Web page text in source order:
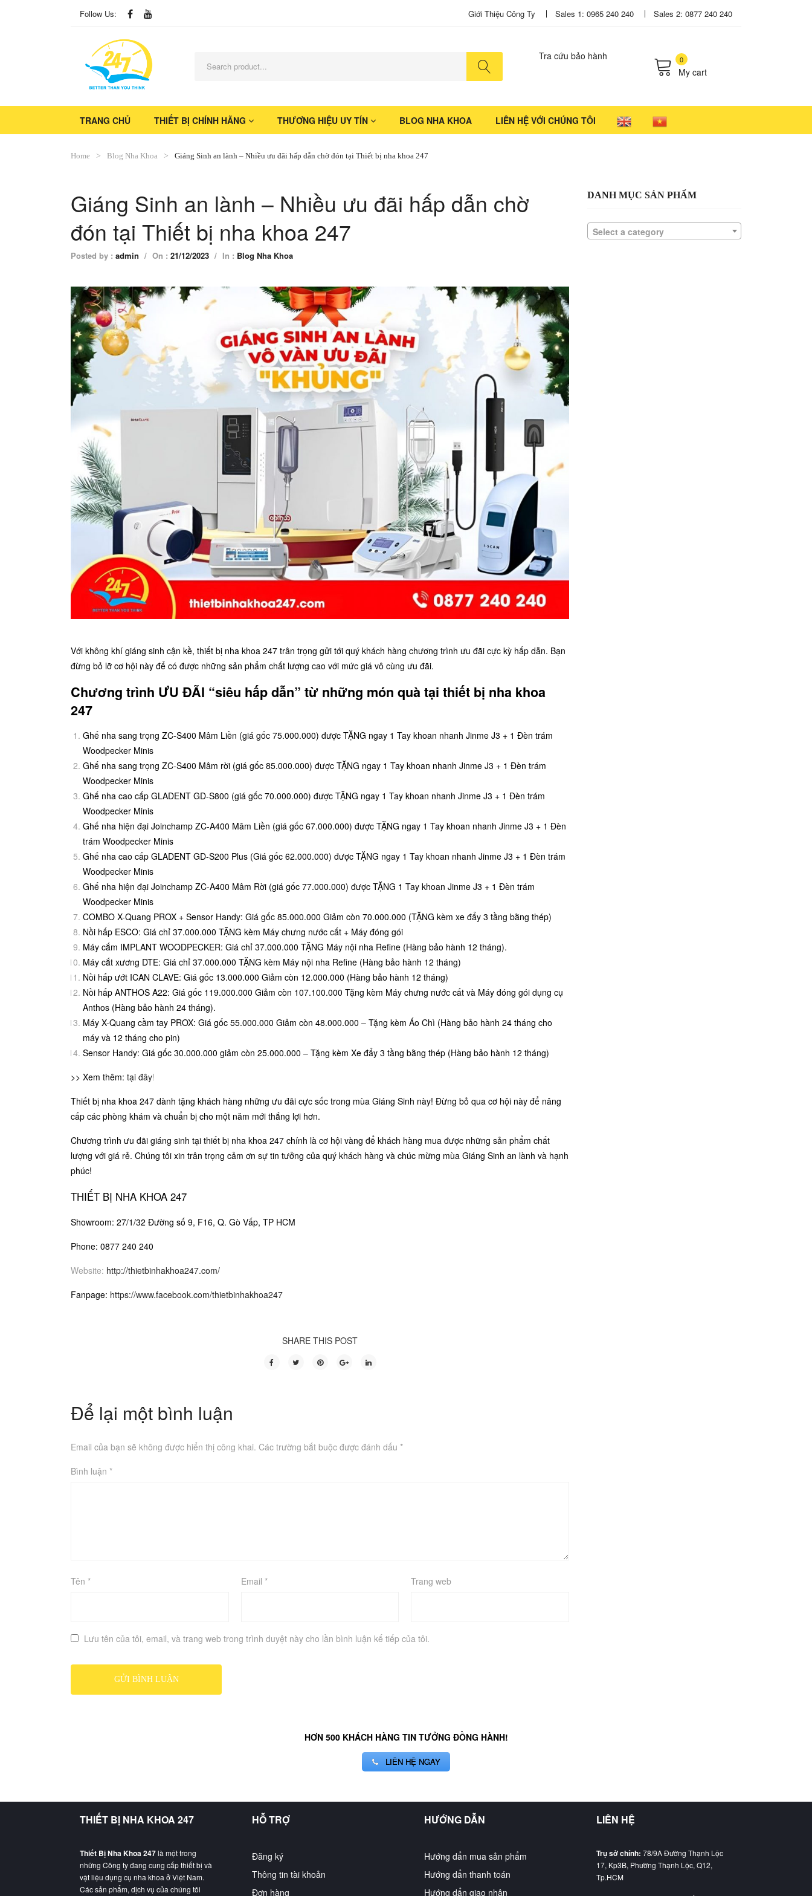
Follow Us: Giới Thiệu Công Ty Sales 1: 0965 240 240 Sales 2: 0877 240 240
Tra cứu bảo hành 0
My cart
TRANG CHỦ
THIẾT BỊ CHÍNH HÃNG THƯƠNG HIỆU UY TÍN BLOG NHA KHOA LIÊN HỆ VỚI CHÚNG TÔI
Home Blog Nha Khoa Giáng Sinh an lành – Nhiều ưu đãi hấp dẫn chờ đón tại Thiết bị nha khoa 247
Giáng Sinh an lành – Nhiều ưu đãi hấp dẫn chờ
đón tại Thiết bị nha khoa 247
Posted by : admin / On : 21/12/2023 / In : Blog Nha Khoa
Với không khí giáng sinh cận kề, thiết bị nha khoa 247 trân trọng gửi tới quý khách hàng chương trình ưu đãi cực kỳ hấp dẫn. Bạn
đừng bỏ lỡ cơ hội này để có được những sản phẩm chất lượng cao với mức giá vô cùng ưu đãi.
Chương trình ƯU ĐÃI “siêu hấp dẫn” từ những món quà tại thiết bị nha khoa
247
Ghế nha sang trọng ZC-S400 Mâm Liền (giá gốc 75.000.000) được TẶNG ngay 1 Tay khoan nhanh Jinme J3 + 1 Đèn trám
Woodpecker Minis
Ghế nha sang trọng ZC-S400 Mâm rời (giá gốc 85.000.000) được TẶNG ngay 1 Tay khoan nhanh Jinme J3 + 1 Đèn trám
Woodpecker Minis
Ghế nha cao cấp GLADENT GD-S800 (giá gốc 70.000.000) được TẶNG ngay 1 Tay khoan nhanh Jinme J3 + 1 Đèn trám
Woodpecker Minis
Ghế nha hiện đại Joinchamp ZC-A400 Mâm Liền (giá gốc 67.000.000) được TẶNG ngay 1 Tay khoan nhanh Jinme J3 + 1 Đèn
trám Woodpecker Minis
Ghế nha cao cấp GLADENT GD-S200 Plus (Giá gốc 62.000.000) được TẶNG ngay 1 Tay khoan nhanh Jinme J3 + 1 Đèn trám
Woodpecker Minis
Ghế nha hiện đại Joinchamp ZC-A400 Mâm Rời (giá gốc 77.000.000) được TẶNG 1 Tay khoan Jinme J3 + 1 Đèn trám
Woodpecker Minis
COMBO X-Quang PROX + Sensor Handy: Giá gốc 85.000.000 Giảm còn 70.000.000 (TẶNG kèm xe đẩy 3 tầng bằng thép)
Nồi hấp ESCO: Giá chỉ 37.000.000 TẶNG kèm Máy chưng nước cất + Máy đóng gói
Máy cắm IMPLANT WOODPECKER: Giá chỉ 37.000.000 TẶNG Máy nội nha Refine (Hàng bảo hành 12 tháng).
Máy cắt xương DTE: Giá chỉ 37.000.000 TẶNG kèm Máy nội nha Refine (Hàng bảo hành 12 tháng)
Nồi hấp ướt ICAN CLAVE: Giá gốc 13.000.000 Giảm còn 12.000.000 (Hàng bảo hành 12 tháng)
Nồi hấp ANTHOS A22: Giá gốc 119.000.000 Giảm còn 107.100.000 Tặng kèm Máy chưng nước cất và Máy đóng gói dụng cụ
Anthos (Hàng bảo hành 24 tháng).
Máy X-Quang cầm tay PROX: Giá gốc 55.000.000 Giảm còn 48.000.000 – Tặng kèm Áo Chì (Hàng bảo hành 24 tháng cho
máy và 12 tháng cho pin)
Sensor Handy: Giá gốc 30.000.000 giảm còn 25.000.000 – Tặng kèm Xe đẩy 3 tầng bằng thép (Hàng bảo hành 12 tháng)
>> Xem thêm: tại đây!
Thiết bị nha khoa 247 dành tặng khách hàng những ưu đãi cực sốc trong mùa Giáng Sinh này! Đừng bỏ qua cơ hội này để nâng
cấp các phòng khám và chuẩn bị cho một năm mới thắng lợi hơn.
Chương trình ưu đãi giáng sinh tại thiết bị nha khoa 247 chính là cơ hội vàng để khách hàng mua được những sản phẩm chất
lượng với giá rẻ. Chúng tôi xin trân trọng cảm ơn sự tin tưởng của quý khách hàng và chúc mừng mùa Giáng Sinh an lành và hạnh
phúc!
THIẾT BỊ NHA KHOA 247
Showroom: 27/1/32 Đường số 9, F16, Q. Gò Vấp, TP HCM
Phone: 0877 240 240
Website: http://thietbinhakhoa247.com/
Fanpage: https://www.facebook.com/thietbinhakhoa247
SHARE THIS POST
Để lại một bình luận
Email của bạn sẽ không được hiển thị công khai. Các trường bắt buộc được đánh dấu *
Bình luận *
Tên * Email * Trang web
Lưu tên của tôi, email, và trang web trong trình duyệt này cho lần bình luận kế tiếp của tôi.
DANH MỤC SẢN PHẨM
Select a category
HƠN 500 KHÁCH HÀNG TIN TƯỞNG ĐỒNG HÀNH!
LIÊN HỆ NGAY
THIẾT BỊ NHA KHOA 247
Thiết Bị Nha Khoa 247là một trong
những Công ty đang cung cấp thiết bị và
vật liệu dụng cụ nha khoa ở Việt Nam.
Các sản phẩm, dịch vụ của chúng tôi
HỖ TRỢ
Đăng ký
Thông tin tài khoản
Đơn hàng
HƯỚNG DẪN
Hướng dẩn mua sản phẩm
Hướng dẩn thanh toán
Hướng dẩn giao nhận
LIÊN HỆ
Trụ sở chính: 78/9A Đường Thạnh Lộc
17, Kp3B, Phường Thạnh Lộc, Q12,
Tp.HCM